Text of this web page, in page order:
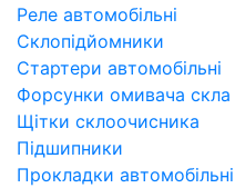
Реле автомобільні
Склопідйомники
Стартери автомобільні
Форсунки омивача скла
Щітки склоочисника
Підшипники
Прокладки автомобільні